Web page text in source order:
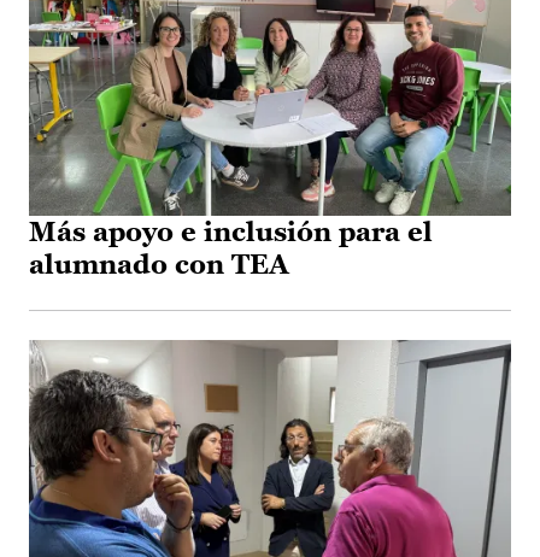
Más apoyo e inclusión para el
alumnado con TEA